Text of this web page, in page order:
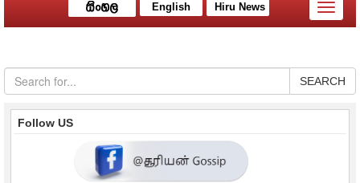
English Hiru News
Toggle
SEARCH
Follow US